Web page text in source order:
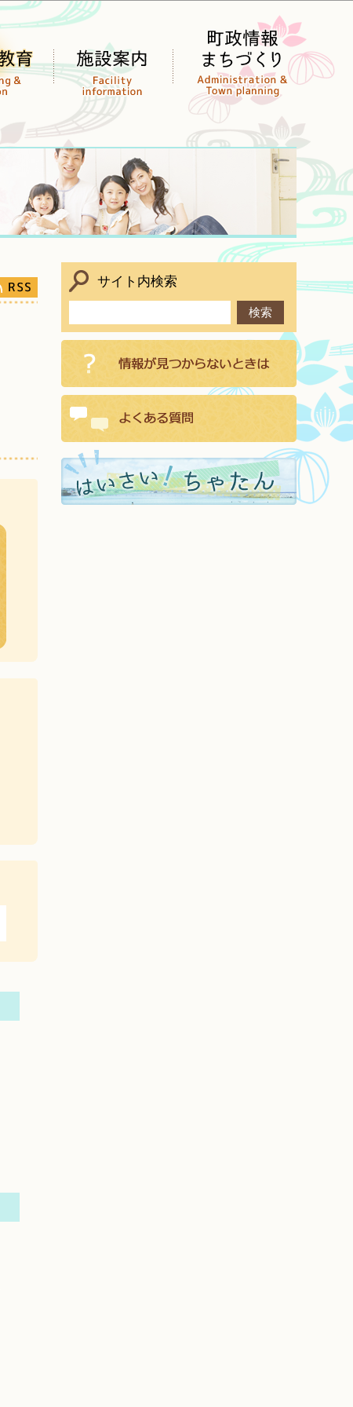
サイト内検索